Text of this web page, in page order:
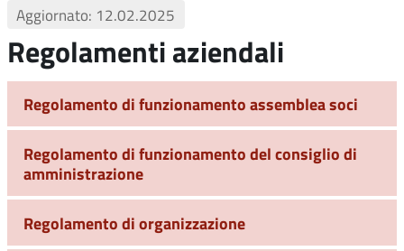
Aggiornato: 12.02.2025
Regolamenti aziendali
Regolamento di funzionamento assemblea soci
Regolamento di funzionamento del consiglio di
amministrazione
Regolamento di organizzazione